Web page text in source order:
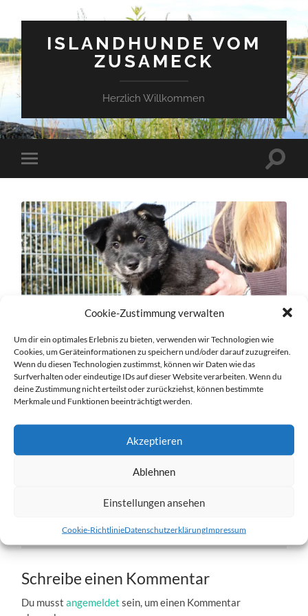
Cookie-Zustimmung verwalten
Um dir ein optimales Erlebnis zu bieten, verwenden wir Technologien wie
Cookies, um Geräteinformationen zu speichern und/oder darauf zuzugreifen.
Wenn du diesen Technologien zustimmst, können wir Daten wie das
Surfverhalten oder eindeutige IDs auf dieser Website verarbeiten. Wenn du
deine Zustimmung nicht erteilst oder zurückziehst, können bestimmte
Merkmale und Funktionen beeinträchtigt werden.
Akzeptieren
Ablehnen
Einstellungen ansehen
Cookie-RichtlinieDatenschutzerklärungImpressum
ISLANDHUNDE VOM
ZUSAMECK
Herzlich Willkommen
Mobile-
Menü
Bikkja-6.jpg
Nächster»
Schreibe einen Kommentar
Du musstangemeldet sein, um einen Kommentar